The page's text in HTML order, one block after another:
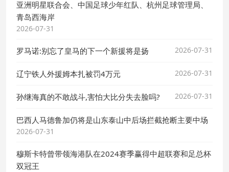
亚洲明星联合会、中国足球少年红队、杭州足球管理局、
青岛西海岸
2026-07-31
罗马诺:别忘了皇马的下一个新援将是扬 2026-07-31
辽宁铁人外援姆本扎被罚4万元 2026-07-31
孙继海真的不敢战斗,害怕大比分失去脸吗? 2026-07-31
巴西人马德鲁加仍将是山东泰山中后场拦截抢断主要中场
2026-07-31
穆斯卡特曾带领海港队在2024赛季赢得中超联赛和足总杯
双冠王